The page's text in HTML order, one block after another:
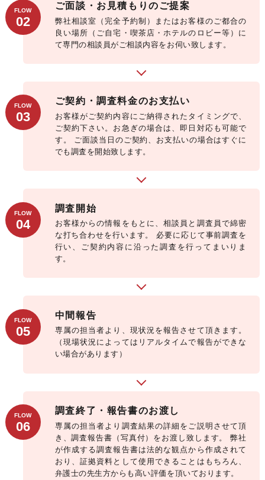
FLOW
02
ご面談・お見積もりのご提案
弊社相談室（完全予約制）またはお客様のご都合の
良い場所（ご自宅・喫茶店・ホテルのロビー等）に
て専門の相談員がご相談内容をお伺い致します。
FLOW
03
ご契約・調査料金のお支払い
お客様がご契約内容にご納得されたタイミングで、
ご契約下さい。お急ぎの場合は、即日対応も可能で
す。
ご面談当日のご契約、お支払いの場合はすぐに
でも調査を開始致します。
FLOW
04
調査開始
お客様からの情報をもとに、相談員と調査員で綿密
な打ち合わせを行います。
必要に応じて事前調査を
行い、ご契約内容に沿った調査を行ってまいりま
す。
FLOW
05
中間報告
専属の担当者より、現状況を報告させて頂きます。
（現場状況によってはリアルタイムで報告ができな
い場合があります）
FLOW
06
調査終了・報告書のお渡し
専属の担当者より調査結果の詳細をご説明させて頂
き、調査報告書（写真付）をお渡し致します。
弊社
が作成する調査報告書は法的な観点から作成されて
おり、証拠資料として使用できることはもちろん、
弁護士の先生方からも高い評価を頂いております。